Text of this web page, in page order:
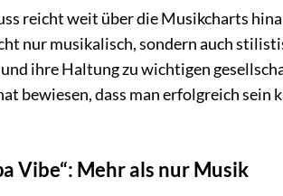
reicht weit über die Musikcharts
nur musikalisch, sondern auch
ihre Haltung zu wichtigen
bewiesen, dass man erfolgreich
Vibe“: Mehr als nur Musik